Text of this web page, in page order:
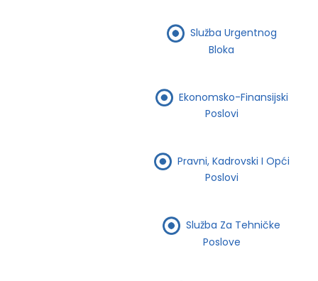
Služba Urgentnog
Bloka
Ekonomsko-Finansijski
Poslovi
Pravni, Kadrovski I Opći
Poslovi
Služba Za Tehničke
Poslove